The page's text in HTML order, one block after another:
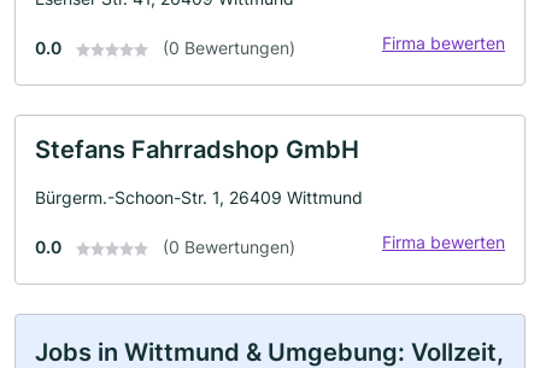
0.0 (0 Bewertungen) Firma bewerten
Stefans Fahrradshop GmbH
Bürgerm.-Schoon-Str. 1, 26409 Wittmund
0.0 (0 Bewertungen) Firma bewerten
Jobs in Wittmund & Umgebung: Vollzeit,